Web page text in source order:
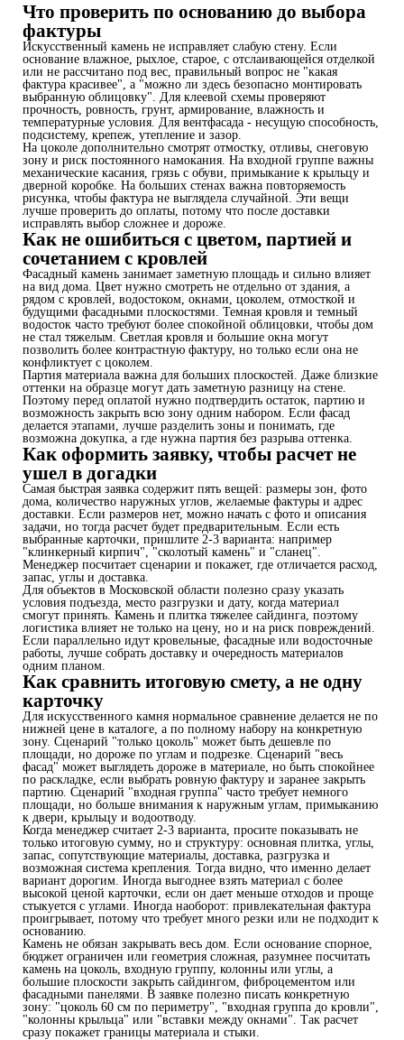
Что проверить по основанию до выбора
фактуры
Искусственный камень не исправляет слабую стену. Если
основание влажное, рыхлое, старое, с отслаивающейся отделкой
или не рассчитано под вес, правильный вопрос не "какая
фактура красивее", а "можно ли здесь безопасно монтировать
выбранную облицовку". Для клеевой схемы проверяют
прочность, ровность, грунт, армирование, влажность и
температурные условия. Для вентфасада - несущую способность,
подсистему, крепеж, утепление и зазор.
На цоколе дополнительно смотрят отмостку, отливы, снеговую
зону и риск постоянного намокания. На входной группе важны
механические касания, грязь с обуви, примыкание к крыльцу и
дверной коробке. На больших стенах важна повторяемость
рисунка, чтобы фактура не выглядела случайной. Эти вещи
лучше проверить до оплаты, потому что после доставки
исправлять выбор сложнее и дороже.
Как не ошибиться с цветом, партией и
сочетанием с кровлей
Фасадный камень занимает заметную площадь и сильно влияет
на вид дома. Цвет нужно смотреть не отдельно от здания, а
рядом с кровлей, водостоком, окнами, цоколем, отмосткой и
будущими фасадными плоскостями. Темная кровля и темный
водосток часто требуют более спокойной облицовки, чтобы дом
не стал тяжелым. Светлая кровля и большие окна могут
позволить более контрастную фактуру, но только если она не
конфликтует с цоколем.
Партия материала важна для больших плоскостей. Даже близкие
оттенки на образце могут дать заметную разницу на стене.
Поэтому перед оплатой нужно подтвердить остаток, партию и
возможность закрыть всю зону одним набором. Если фасад
делается этапами, лучше разделить зоны и понимать, где
возможна докупка, а где нужна партия без разрыва оттенка.
Как оформить заявку, чтобы расчет не
ушел в догадки
Самая быстрая заявка содержит пять вещей: размеры зон, фото
дома, количество наружных углов, желаемые фактуры и адрес
доставки. Если размеров нет, можно начать с фото и описания
задачи, но тогда расчет будет предварительным. Если есть
выбранные карточки, пришлите 2-3 варианта: например
"клинкерный кирпич", "сколотый камень" и "сланец".
Менеджер посчитает сценарии и покажет, где отличается расход,
запас, углы и доставка.
Для объектов в Московской области полезно сразу указать
условия подъезда, место разгрузки и дату, когда материал
смогут принять. Камень и плитка тяжелее сайдинга, поэтому
логистика влияет не только на цену, но и на риск повреждений.
Если параллельно идут кровельные, фасадные или водосточные
работы, лучше собрать доставку и очередность материалов
одним планом.
Как сравнить итоговую смету, а не одну
карточку
Для искусственного камня нормальное сравнение делается не по
нижней цене в каталоге, а по полному набору на конкретную
зону. Сценарий "только цоколь" может быть дешевле по
площади, но дороже по углам и подрезке. Сценарий "весь
фасад" может выглядеть дороже в материале, но быть спокойнее
по раскладке, если выбрать ровную фактуру и заранее закрыть
партию. Сценарий "входная группа" часто требует немного
площади, но больше внимания к наружным углам, примыканию
к двери, крыльцу и водоотводу.
Когда менеджер считает 2-3 варианта, просите показывать не
только итоговую сумму, но и структуру: основная плитка, углы,
запас, сопутствующие материалы, доставка, разгрузка и
возможная система крепления. Тогда видно, что именно делает
вариант дорогим. Иногда выгоднее взять материал с более
высокой ценой карточки, если он дает меньше отходов и проще
стыкуется с углами. Иногда наоборот: привлекательная фактура
проигрывает, потому что требует много резки или не подходит к
основанию.
Камень не обязан закрывать весь дом. Если основание спорное,
бюджет ограничен или геометрия сложная, разумнее посчитать
камень на цоколь, входную группу, колонны или углы, а
большие плоскости закрыть сайдингом, фиброцементом или
фасадными панелями. В заявке полезно писать конкретную
зону: "цоколь 60 см по периметру", "входная группа до кровли",
"колонны крыльца" или "вставки между окнами". Так расчет
сразу покажет границы материала и стыки.